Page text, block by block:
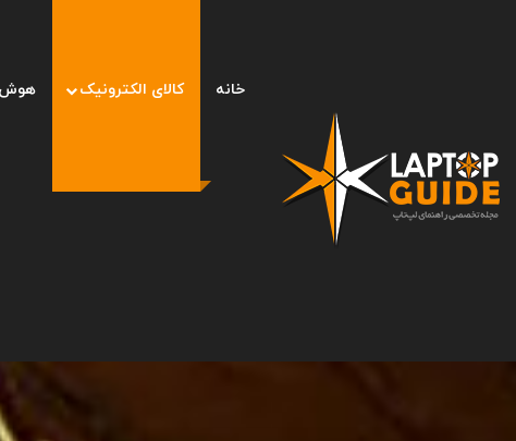
خانه کالای الکترونیک هوش
صفحه اصلی